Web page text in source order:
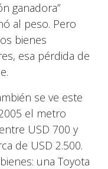
ganadora”
al peso. Pero
bienes
esa pérdida de
se ve este
el metro
USD 700 y
de USD 2.500.
una Toyota